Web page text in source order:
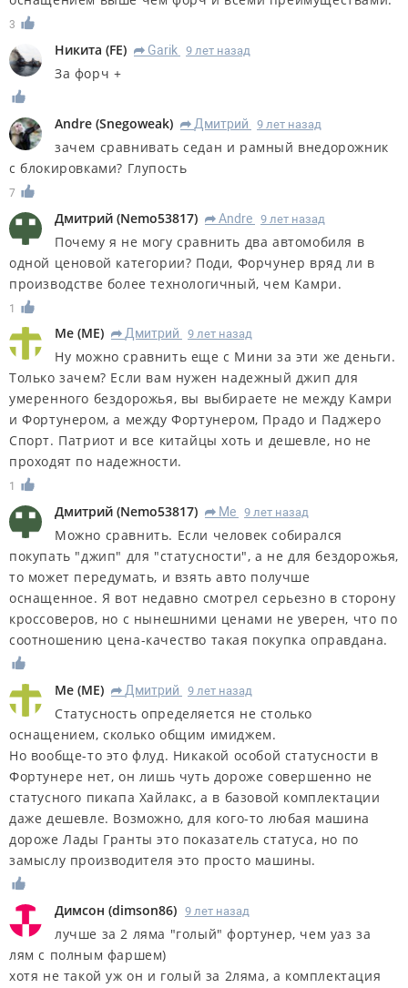
3
Никита (FE) R Garik 9 лет назад
За форч +
Andre (Snegoweak) R Дмитрий 9 лет назад
зачем сравнивать седан и рамный внедорожник
с блокировками? Глупость
7
Дмитрий (Nemo53817) R Andre 9 лет назад
Почему я не могу сравнить два автомобиля в
одной ценовой категории? Поди, Форчунер вряд ли в
производстве более технологичный, чем Камри.
1
Me (ME) R Дмитрий 9 лет назад
Ну можно сравнить еще с Мини за эти же деньги.
Только зачем? Если вам нужен надежный джип для
умеренного бездорожья, вы выбираете не между Камри
и Фортунером, а между Фортунером, Прадо и Паджеро
Спорт. Патриот и все китайцы хоть и дешевле, но не
проходят по надежности.
1
Дмитрий (Nemo53817) R Me 9 лет назад
Можно сравнить. Если человек собирался
покупать "джип" для "статусности", а не для бездорожья,
то может передумать, и взять авто получше
оснащенное. Я вот недавно смотрел серьезно в сторону
кроссоверов, но с нынешними ценами не уверен, что по
соотношению цена-качество такая покупка оправдана.
Me (ME) R Дмитрий 9 лет назад
Статусность определяется не столько
оснащением, сколько общим имиджем.
Но вообще-то это флуд. Никакой особой статусности в
Фортунере нет, он лишь чуть дороже совершенно не
статусного пикапа Хайлакс, а в базовой комплектации
даже дешевле. Возможно, для кого-то любая машина
дороже Лады Гранты это показатель статуса, но по
замыслу производителя это просто машины.
Димсон (dimson86) 9 лет назад
лучше за 2 ляма "голый" фортунер, чем уаз за
лям с полным фаршем)
хотя не такой уж он и голый за 2ляма, а комплектация